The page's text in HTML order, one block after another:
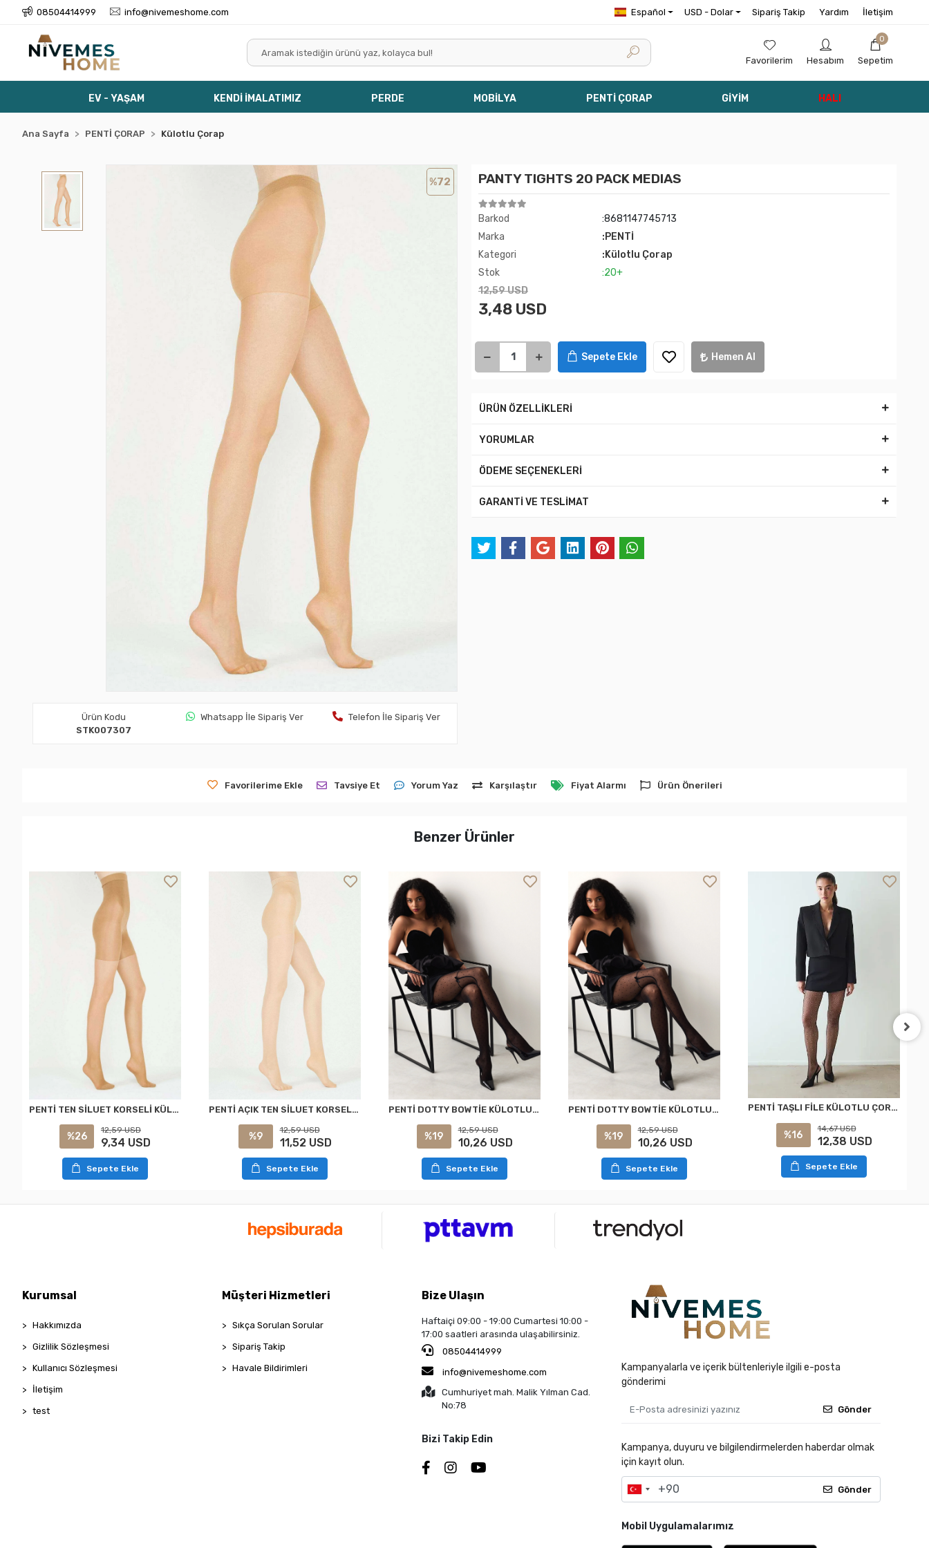
08504414999 info@nivemeshome.com Español USD - Dolar Sipariş Takip Yardım İletişim
Favorilerim Hesabım
0
Sepetim
EV - YAŞAM KENDİ İMALATIMIZ PERDE MOBİLYA PENTİ ÇORAP GİYİM HALI
Ana Sayfa PENTİ ÇORAP Külotlu Çorap
%72
Ürün Kodu
STK007307
Whatsapp İle Sipariş Ver Telefon İle Sipariş Ver
PANTY TIGHTS 20 PACK MEDIAS
Barkod
:8681147745713
Marka
:PENTİ
Kategori
:Külotlu Çorap
Stok
:20+
12,59 USD
3,48 USD
Sepete Ekle Hemen Al
ÜRÜN ÖZELLİKLERİ
YORUMLAR
ÖDEME SEÇENEKLERİ
GARANTİ VE TESLİMAT
Favorilerime Ekle Tavsiye Et Yorum Yaz Karşılaştır Fiyat Alarmı Ürün Önerileri
Benzer Ürünler
PENTİ TEN SİLUET KORSELİ KÜLOTLU ÇORAP XXL
%26
12,59 USD
9,34 USD
Sepete Ekle
PENTİ AÇIK TEN SİLUET KORSELİ KÜLOTLU ÇORAP XXL
%9
12,59 USD
11,52 USD
Sepete Ekle
PENTİ DOTTY BOWTİE KÜLOTLU ÇORAP SİYAH S/M
%19
12,59 USD
10,26 USD
Sepete Ekle
PENTİ DOTTY BOWTİE KÜLOTLU ÇORAP SİYAH L/XL
%19
12,59 USD
10,26 USD
Sepete Ekle
PENTİ TAŞLI FİLE KÜLOTLU ÇORAP SİYAH S/M
%16
14,67 USD
12,38 USD
Sepete Ekle
Kurumsal
Hakkımızda
Gizlilik Sözleşmesi
Kullanıcı Sözleşmesi
İletişim
test
Müşteri Hizmetleri
Sıkça Sorulan Sorular
Sipariş Takip
Havale Bildirimleri
Bize Ulaşın
Haftaiçi 09:00 - 19:00 Cumartesi 10:00 -
17:00 saatleri arasında ulaşabilirsiniz.
08504414999
info@nivemeshome.com
Cumhuriyet mah. Malik Yılman Cad.
No:78
Bizi Takip Edin
Kampanyalarla ve içerik bültenleriyle ilgili e-posta
gönderimi
Gönder
Kampanya, duyuru ve bilgilendirmelerden haberdar olmak
için kayıt olun.
Gönder
Mobil Uygulamalarımız